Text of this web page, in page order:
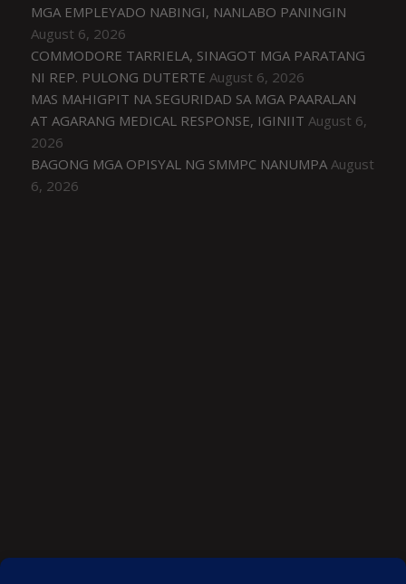
MGA EMPLEYADO NABINGI, NANLABO PANINGIN
August 6, 2026
COMMODORE TARRIELA, SINAGOT MGA PARATANG
NI REP. PULONG DUTERTE August 6, 2026
MAS MAHIGPIT NA SEGURIDAD SA MGA PAARALAN
AT AGARANG MEDICAL RESPONSE, IGINIIT August 6,
2026
BAGONG MGA OPISYAL NG SMMPC NANUMPA August
6, 2026